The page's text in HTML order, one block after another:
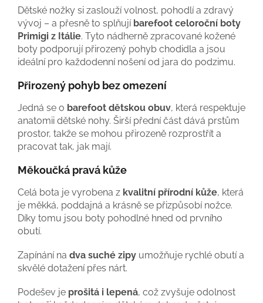
Dětské nožky si zaslouží volnost, pohodlí a zdravý
vývoj – a přesně to splňují barefoot celoroční boty
Primigi z Itálie. Tyto nádherně zpracované kožené
boty podporují přirozený pohyb chodidla a jsou
ideální pro každodenní nošení od jara do podzimu.
Přirozený pohyb bez omezení
Jedná se o barefoot dětskou obuv, která respektuje
anatomii dětské nohy. Širší přední část dává prstům
prostor, takže se mohou přirozeně rozprostřít a
pracovat tak, jak mají.
Měkoučká pravá kůže
Celá bota je vyrobena z kvalitní přírodní kůže, která
je měkká, poddajná a krásně se přizpůsobí nožce.
Díky tomu jsou boty pohodlné hned od prvního
obutí.
Zapínání na dva suché zipy umožňuje rychlé obutí a
skvělé dotažení přes nárt.
Podešev je prošitá i lepená, což zvyšuje odolnost